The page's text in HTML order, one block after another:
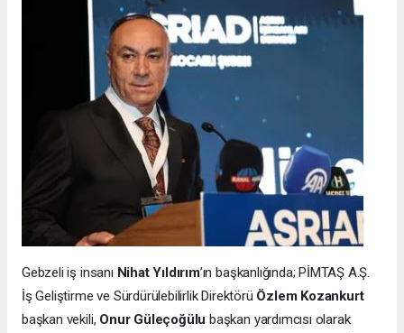
Gebzeli iş insanı Nihat Yıldırım’ın başkanlığında; PİMTAŞ A.Ş.
İş Geliştirme ve Sürdürülebilirlik Direktörü Özlem Kozankurt
başkan vekili, Onur Güleçoğülu başkan yardımcısı olarak